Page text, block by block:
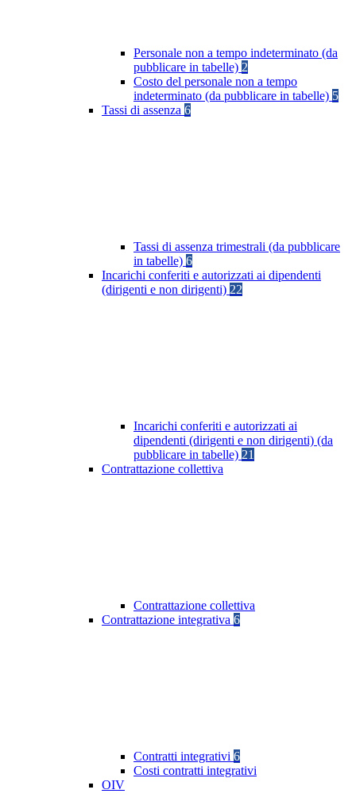
Personale non a tempo indeterminato (da
pubblicare in tabelle) 2
Costo del personale non a tempo
indeterminato (da pubblicare in tabelle) 5
Tassi di assenza 6
Tassi di assenza trimestrali (da pubblicare
in tabelle) 6
Incarichi conferiti e autorizzati ai dipendenti
(dirigenti e non dirigenti) 22
Incarichi conferiti e autorizzati ai
dipendenti (dirigenti e non dirigenti) (da
pubblicare in tabelle) 21
Contrattazione collettiva
Contrattazione collettiva
Contrattazione integrativa 6
Contratti integrativi 6
Costi contratti integrativi
OIV